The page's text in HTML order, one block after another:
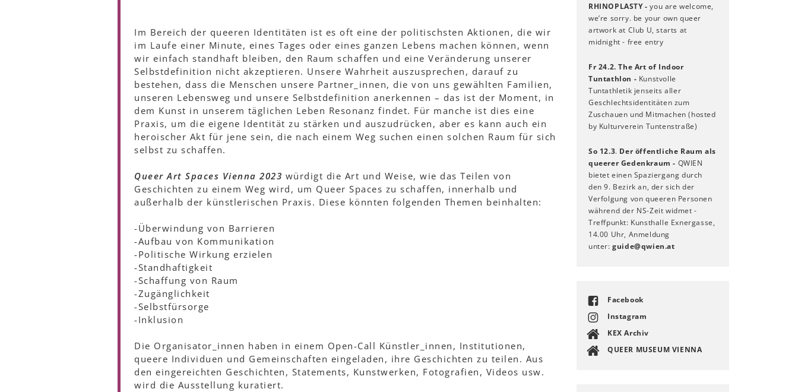
Im Bereich der queeren Identitäten ist es oft eine der politischsten Aktionen, die wir
im Laufe einer Minute, eines Tages oder eines ganzen Lebens machen können, wenn
wir einfach standhaft bleiben, den Raum schaffen und eine Veränderung unserer
Selbstdefinition nicht akzeptieren. Unsere Wahrheit auszusprechen, darauf zu
bestehen, dass die Menschen unsere Partner_innen, die von uns gewählten Familien,
unseren Lebensweg und unsere Selbstdefinition anerkennen – das ist der Moment, in
dem Kunst in unserem täglichen Leben Resonanz findet. Für manche ist dies eine
Praxis, um die eigene Identität zu stärken und auszudrücken, aber es kann auch ein
heroischer Akt für jene sein, die nach einem Weg suchen einen solchen Raum für sich
selbst zu schaffen.
Queer Art Spaces Vienna 2023 würdigt die Art und Weise, wie das Teilen von
Geschichten zu einem Weg wird, um Queer Spaces zu schaffen, innerhalb und
außerhalb der künstlerischen Praxis. Diese könnten folgenden Themen beinhalten:
-Überwindung von Barrieren
-Aufbau von Kommunikation
-Politische Wirkung erzielen
-Standhaftigkeit
-Schaffung von Raum
-Zugänglichkeit
-Selbstfürsorge
-Inklusion
Die Organisator_innen haben in einem Open-Call Künstler_innen, Institutionen,
queere Individuen und Gemeinschaften eingeladen, ihre Geschichten zu teilen. Aus
den eingereichten Geschichten, Statements, Kunstwerken, Fotografien, Videos usw.
wird die Ausstellung kuratiert.
RHINOPLASTY -you are welcome,
we’re sorry. be your own queer
artwork at Club U, starts at
midnight - free entry
Fr 24.2. The Art of Indoor
Tuntathlon - Kunstvolle
Tuntathletik jenseits aller
Geschlechtsidentitäten zum
Zuschauen und Mitmachen (hosted
by Kulturverein Tuntenstraße)
So 12.3. Der öffentliche Raum als
queerer Gedenkraum - QWIEN
bietet einen Spaziergang durch
den 9. Bezirk an, der sich der
Verfolgung von queeren Personen
während der NS-Zeit widmet -
Treffpunkt: Kunsthalle Exnergasse,
14.00 Uhr, Anmeldung
unter:guide@qwien.at
Facebook
Instagram
KEX Archiv
QUEER MUSEUM VIENNA